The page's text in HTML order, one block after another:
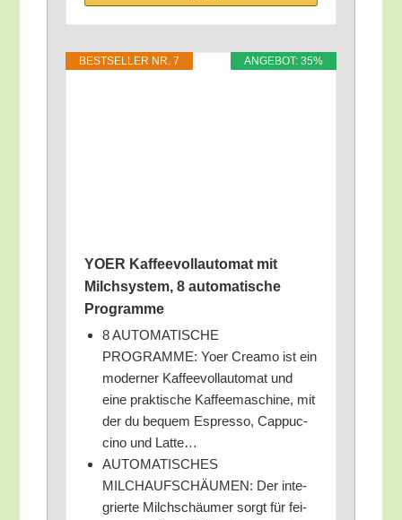
ANGE­BOT: 35%
BEST­SEL­LER NR. 7
YOER Kaf­fee­voll­au­to­mat mit
Milch­sys­tem, 8 auto­ma­ti­sche
Programme
8 AUTOMATISCHE
PROGRAMME: Yoer Cre­a­mo ist ein
moder­ner Kaf­fee­voll­au­to­mat und
eine prak­ti­sche Kaf­fee­ma­schi­ne, mit
der du bequem Espres­so, Cap­puc­
ci­no und Latte…
AUTOMATISCHES
MILCHAUFSCHÄUMEN: Der inte­
grier­te Milch­schäu­mer sorgt für fei­